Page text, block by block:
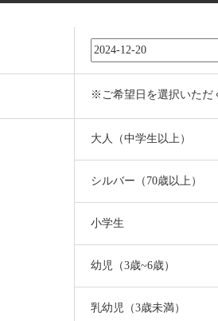
※ご希望日を選択いただ
大人（中学生以上）
シルバー（70歳以上）
小学生
幼児（3歳~6歳）
乳幼児（3歳未満）